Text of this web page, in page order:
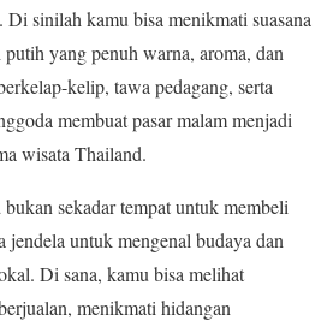
. Di sinilah kamu bisa menikmati suasana
yang penuh warna, aroma, dan
kelip, tawa pedagang, serta
membuat pasar malam menjadi
wisata Thailand.
sekadar tempat untuk membeli
jendela untuk mengenal budaya dan
Di sana, kamu bisa melihat
menikmati hidangan